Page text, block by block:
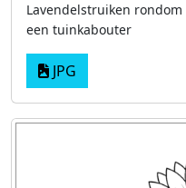
Lavendelstruiken
een tuinkabouter
JPG